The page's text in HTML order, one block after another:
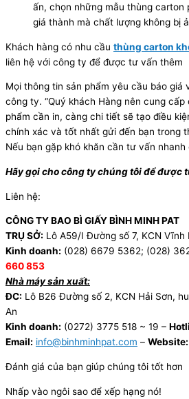
ấn, chọn những mẫu thùng carton
giá thành mà chất lượng không bị
Khách hàng có nhu cầu thùng carton
liên hệ với công ty để được tư vấn thêm
Mọi thông tin sản phẩm yêu cầu báo giá
công ty. “Quý khách Hàng nên cung
phẩm cần in, càng chi tiết sẽ tạo điều
chính xác và tốt nhất gửi đến bạn trong
Nếu bạn gặp khó khăn cần tư vấn nhanh
Hãy gọi cho công ty chúng tôi để được
Liên hệ:
CÔNG TY BAO BÌ GIẤY BÌNH MINH PAT
TRỤ SỞ: Lô A59/I Đường số 7, KCN Vĩnh
Kinh doanh: (028) 6679 5362; (028)
660 853
Nhà máy sản xuất:
ĐC: Lô B26 Đường số 2, KCN Hải Sơn,
An
Kinh doanh: (0272) 3775 518 ~ 19 –
Email: info@binhminhpat.com – Website:
Đánh giá của bạn giúp chúng tôi tốt hơn
Nhấp vào ngôi sao để xếp hạng nó!